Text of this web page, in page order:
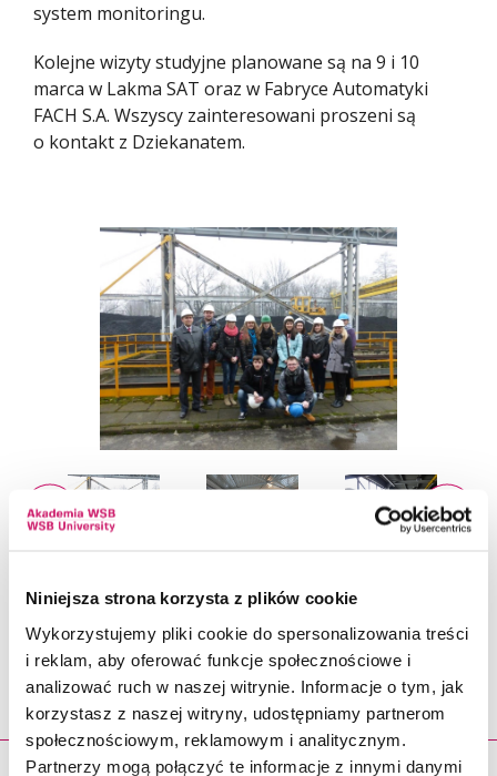
Niniejsza strona korzysta z plików cookie
Wykorzystujemy pliki cookie do spersonalizowania treści
i reklam, aby oferować funkcje społecznościowe i
analizować ruch w naszej witrynie. Informacje o tym, jak
korzystasz z naszej witryny, udostępniamy partnerom
społecznościowym, reklamowym i analitycznym.
Partnerzy mogą połączyć te informacje z innymi danymi
system monitoringu.
Kolejne wizyty studyjne planowane są na 9 i 10
marca w Lakma SAT oraz w Fabryce Automatyki
FACH S.A. Wszyscy zainteresowani proszeni są
o kontakt z Dziekanatem.
PODOBNE